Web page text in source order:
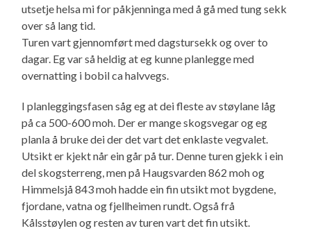
utsetje helsa mi for påkjenninga med å gå med tung sekk
over så lang tid.
Turen vart gjennomført med dagstursekk og over to
dagar. Eg var så heldig at eg kunne planlegge med
overnatting i bobil ca halvvegs.
I planleggingsfasen såg eg at dei fleste av støylane låg
på ca 500-600 moh. Der er mange skogsvegar og eg
planla å bruke dei der det vart det enklaste vegvalet.
Utsikt er kjekt når ein går på tur. Denne turen gjekk i ein
del skogsterreng, men på Haugsvarden 862 moh og
Himmelsjå 843 moh hadde ein fin utsikt mot bygdene,
fjordane, vatna og fjellheimen rundt. Også frå
Kålsstøylen og resten av turen vart det fin utsikt.